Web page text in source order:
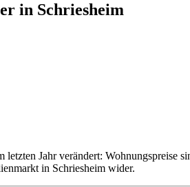
in Schriesheim
Jahr verändert: Wohnungspreise
in Schriesheim wider.